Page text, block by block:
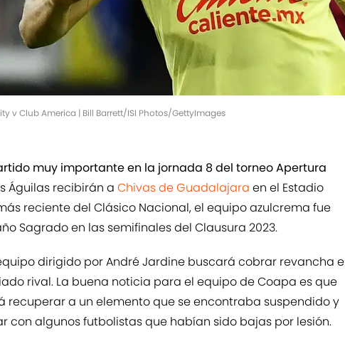
v Club America | Bill Barrett/ISI Photos/GettyImages
muy importante en la jornada 8 del torneo Apertura
Águilas recibirán a Chivas de Guadalajara en el Estadio
reciente del Clásico Nacional, el equipo azulcrema fue
Sagrado en las semifinales del Clausura 2023.
dirigido por André Jardine buscará cobrar revancha e
rival. La buena noticia para el equipo de Coapa es que
recuperar a un elemento que se encontraba suspendido y
con algunos futbolistas que habían sido bajas por lesión.